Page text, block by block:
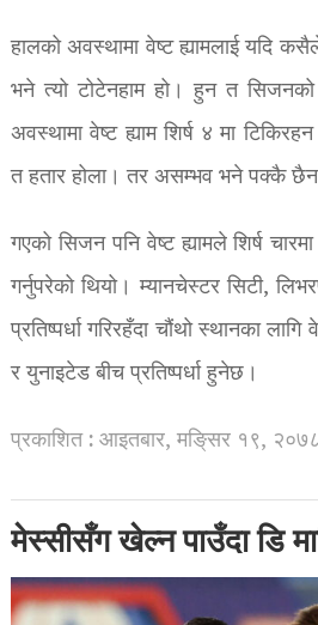
हालको अवस्थामा वेष्ट ह्यामलाई यदि
भने त्यो टोटेनहाम हो। हुन त
अवस्थामा वेष्ट ह्याम शिर्ष ४ मा
त हतार होला। तर असम्भव भने पक्कै
गएको सिजन पनि वेष्ट ह्यामले शिर्ष
गर्नुपरेको थियो। म्यानचेस्टर सिटी,
प्रतिष्पर्धा गरिरहँदा चौंथो स्थानका
र युनाइटेड बीच प्रतिष्पर्धा हुनेछ।
प्रकाशित : आइतबार, मङि्सर १९, २०७८
मेस्सीसँग खेल्न पाउँदा डि